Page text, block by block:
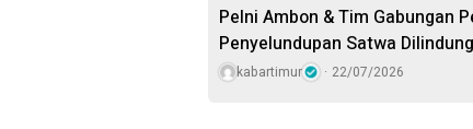
Pelni Ambon & Tim Gabungan
Penyelundupan Satwa
kabartimur 22/07/2026